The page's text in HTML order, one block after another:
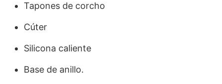
Tapones de corcho
Cúter
Silicona caliente
Base de anillo.